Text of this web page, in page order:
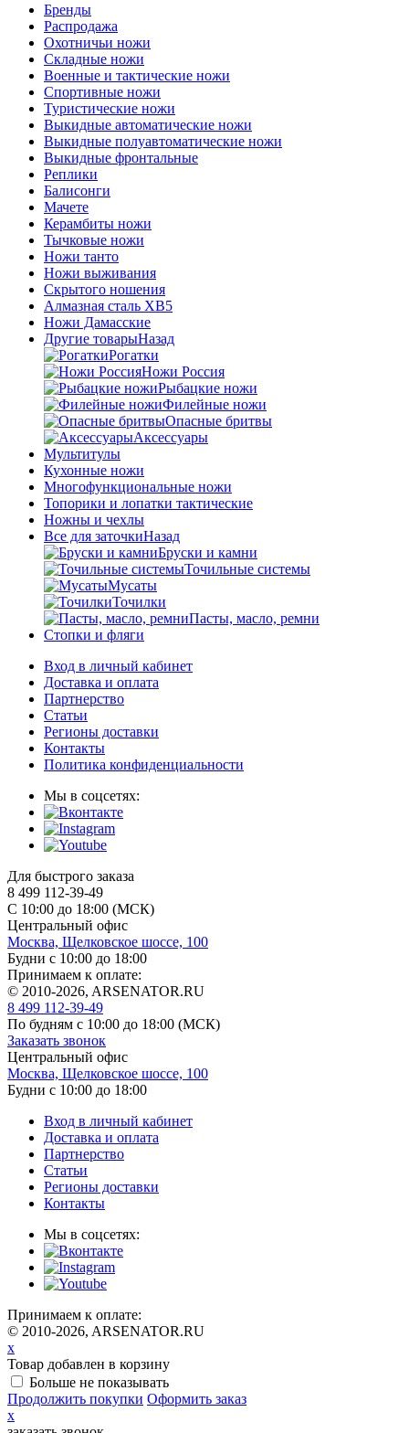
Бренды
Распродажа
Охотничьи ножи
Складные ножи
Военные и тактические ножи
Спортивные ножи
Туристические ножи
Выкидные автоматические ножи
Выкидные полуавтоматические ножи
Выкидные фронтальные
Реплики
Балисонги
Мачете
Керамбиты ножи
Тычковые ножи
Ножи танто
Ножи выживания
Скрытого ношения
Алмазная сталь ХВ5
Ножи Дамасские
Другие товарыНазад
Рогатки
Ножи Россия
Рыбацкие ножи
Филейные ножи
Опасные бритвы
Аксессуары
Мультитулы
Кухонные ножи
Многофункциональные ножи
Топорики и лопатки тактические
Ножны и чехлы
Все для заточкиНазад
Бруски и камни
Точильные системы
Мусаты
Точилки
Пасты, масло, ремни
Стопки и фляги
Вход в личный кабинет
Доставка и оплата
Партнерство
Статьи
Регионы доставки
Контакты
Политика конфиденциальности
Мы в соцсетях:
Для быстрого заказа
8 499 112-39-49
С 10:00 до 18:00 (МСК)
Центральный офис
Москва, Щелковское шоссе, 100
Будни с 10:00 до 18:00
Принимаем к оплате:
© 2010-2026, ARSENATOR.RU
8 499 112-39-49
По будням с 10:00 до 18:00 (МСК)
Заказать звонок
Центральный офис
Москва, Щелковское шоссе, 100
Будни с 10:00 до 18:00
Вход в личный кабинет
Доставка и оплата
Партнерство
Статьи
Регионы доставки
Контакты
Мы в соцсетях:
Принимаем к оплате:
© 2010-2026, ARSENATOR.RU
x
Товар добавлен в корзину
Больше не показывать
Продолжить покупки Оформить заказ
x